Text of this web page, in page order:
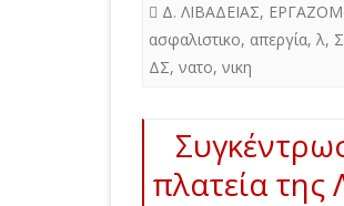
Δ. ΛΙΒΑΔΕΙΑΣ,
ασφαλιστικο, απεργία, λ,
ΔΣ, νατο, νικη
πλατεία της